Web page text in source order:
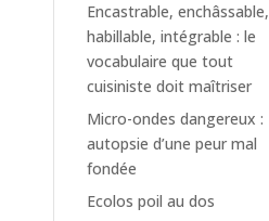
Encastrable, enchâssable,
habillable, intégrable : le
vocabulaire que tout
cuisiniste doit maîtriser
Micro-ondes dangereux :
autopsie d’une peur mal
fondée
Ecolos poil au dos